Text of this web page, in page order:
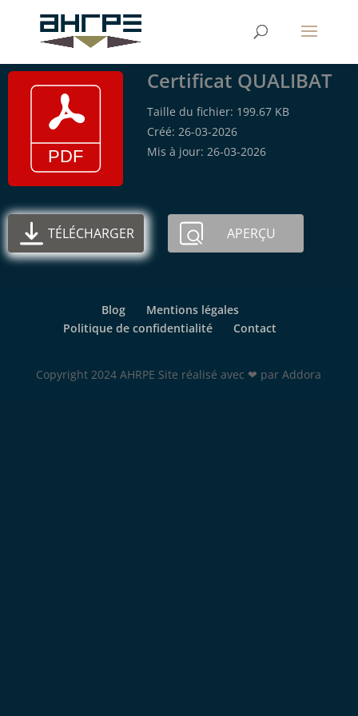
Certificat QUALIBAT
Taille du fichier: 199.67 KB
Créé: 26-03-2026
Mis à jour: 26-03-2026
TÉLÉCHARGER APERÇU
Blog
Mentions légales
Politique de confidentialité
Contact
Copyright 2024 AHRPE Site réalisé avec ❤ par Addora